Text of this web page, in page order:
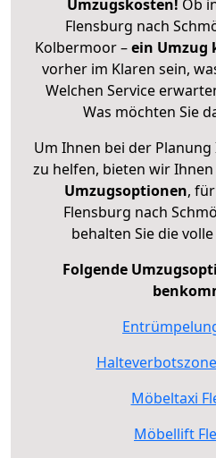
Umzugskosten! Ob
Flensburg nach
Kolbermoor –ein Umzug
vorher im Klaren sein,
Welchen Service
Was möchten Sie
Um Ihnen bei der
zu helfen, bieten wir
Umzugsoptionen,
Flensburg nach
behalten Sie die
Folgende
Möbeltaxi
Möbellift